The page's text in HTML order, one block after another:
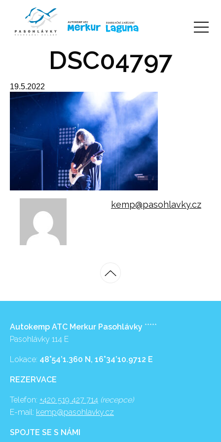
DSC04797
19.5.2022
kemp@pasohlavky.cz
Autokemp ATC Merkur Pasohlávky *****
Pasohlávky 114 E
Lokace: 48°54’1.360 N, 16°34’10.9712 E
REZERVACE
Telefon: +420 519 427 714 (recepce)
E-mail: kemp@pasohlavky.cz
SPOJTE SE S NÁMI